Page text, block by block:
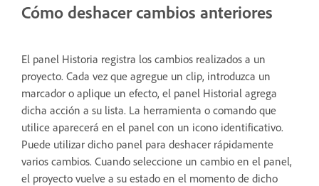
Cómo deshacer cambios anteriores
El panel Historia registra los cambios realizados a un
proyecto. Cada vez que agregue un clip, introduzca un
marcador o aplique un efecto, el panel Historial agrega
dicha acción a su lista. La herramienta o comando que
utilice aparecerá en el panel con un icono identificativo.
Puede utilizar dicho panel para deshacer rápidamente
varios cambios. Cuando seleccione un cambio en el panel,
el proyecto vuelve a su estado en el momento de dicho